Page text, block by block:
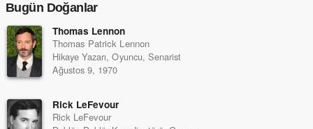
Bugün Doğanlar
Thomas Lennon
Thomas Patrick Lennon
Hikaye Yazarı, Oyuncu, Senarist
Ağustos 9, 1970
Rick LeFevour
Rick LeFevour